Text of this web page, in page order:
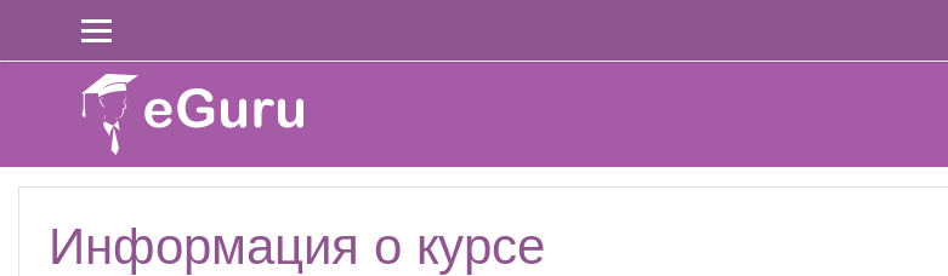
Информация о курсе